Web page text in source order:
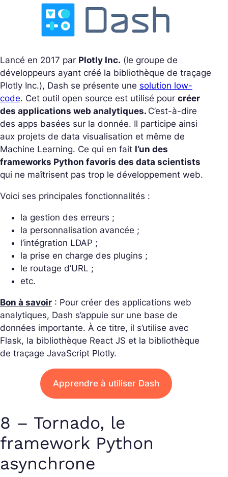
Lancé en 2017 par Plotly Inc. (le groupe de
développeurs ayant créé la bibliothèque de traçage
Plotly Inc.), Dash se présente une solution low-
code. Cet outil open source est utilisé pour créer
des applications web analytiques. C’est-à-dire
des apps basées sur la donnée. Il participe ainsi
aux projets de data visualisation et même de
Machine Learning. Ce qui en fait l’un des
frameworks Python favoris des data scientists
qui ne maîtrisent pas trop le développement web.
Voici ses principales fonctionnalités :
la gestion des erreurs ;
la personnalisation avancée ;
l’intégration LDAP ;
la prise en charge des plugins ;
le routage d’URL ;
etc.
Bon à savoir : Pour créer des applications web
analytiques, Dash s’appuie sur une base de
données importante. À ce titre, il s’utilise avec
Flask, la bibliothèque React JS et la bibliothèque
de traçage JavaScript Plotly.
Apprendre à utiliser Dash
8 – Tornado, le
framework Python
asynchrone